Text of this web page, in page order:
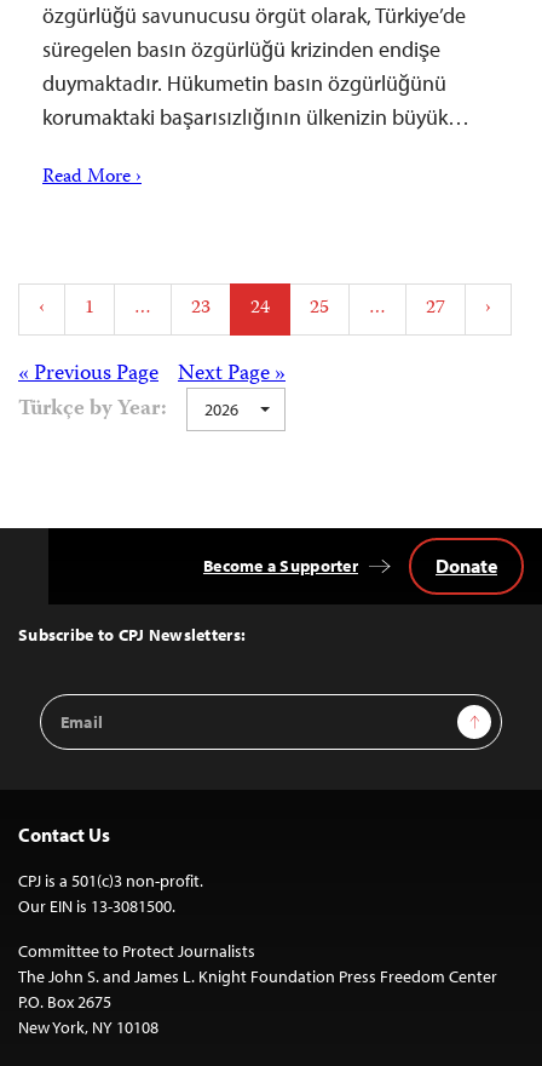
özgürlüğü savunucusu örgüt olarak, Türkiye’de
süregelen basın özgürlüğü krizinden endişe
duymaktadır. Hükumetin basın özgürlüğünü
korumaktaki başarısızlığının ülkenizin büyük…
Read More ›
Posts
pagination
‹ 1 … 23 24 25 … 27 ›
Posts
navigation
Next Page »
« Previous Page
Türkçe by Year:
2026
Top
Subscribe to CPJ Newsletters:
Email
Address
Sign Up
Become a Supporter Donate
Contact Us
CPJ is a 501(c)3 non-profit.
Our EIN is 13-3081500.
Committee to Protect Journalists
The John S. and James L. Knight Foundation Press Freedom Center
P.O. Box 2675
New York, NY 10108